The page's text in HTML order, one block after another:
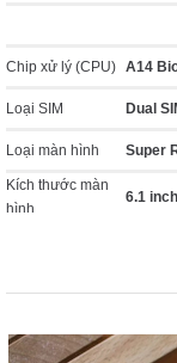
Chip xử lý (CPU) A14
Loại SIM Dual
Loại màn hình Super
Kích thước màn
hình
6.1
1170
Hệ điều hành iOS
hành
iOS 14